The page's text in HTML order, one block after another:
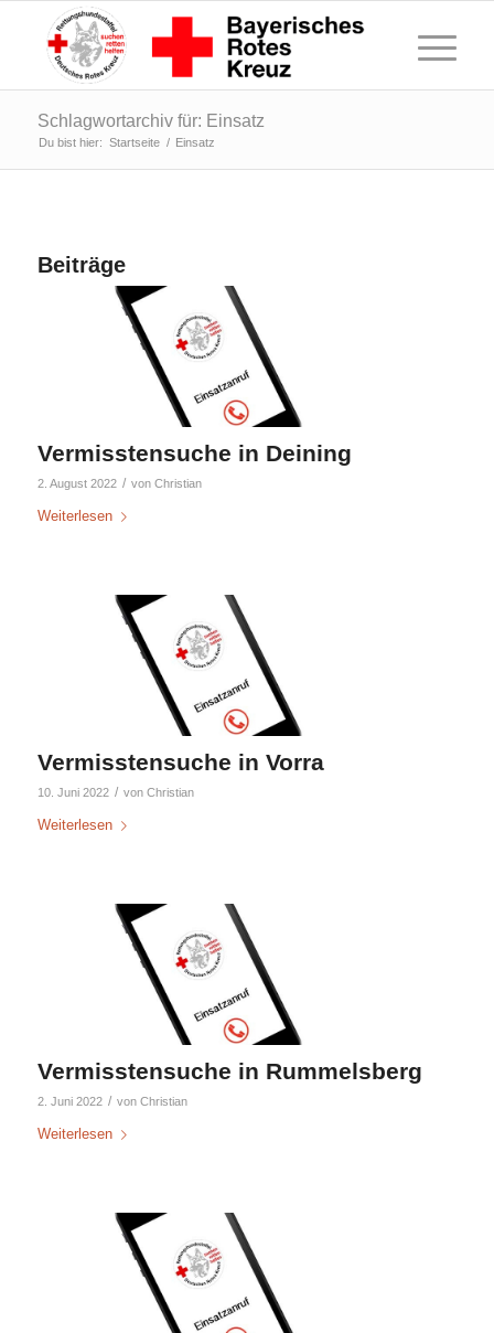
Schlagwortarchiv für: Einsatz
Du bist hier: Startseite / Einsatz
Beiträge
Vermisstensuche in Deining
2. August 2022 / von Christian
Weiterlesen
Vermisstensuche in Vorra
10. Juni 2022 / von Christian
Weiterlesen
Vermisstensuche in Rummelsberg
2. Juni 2022 / von Christian
Weiterlesen